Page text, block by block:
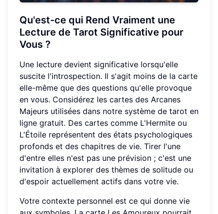
Qu'est-ce qui Rend Vraiment une
Lecture de Tarot Significative pour
Vous ?
Une lecture devient significative lorsqu'elle
suscite l'introspection. Il s'agit moins de la carte
elle-même que des questions qu'elle provoque
en vous. Considérez les cartes des Arcanes
Majeurs utilisées dans notre système de tarot en
ligne gratuit. Des cartes comme L'Hermite ou
L'Étoile représentent des états psychologiques
profonds et des chapitres de vie. Tirer l'une
d'entre elles n'est pas une prévision ; c'est une
invitation à explorer des thèmes de solitude ou
d'espoir actuellement actifs dans votre vie.
Votre contexte personnel est ce qui donne vie